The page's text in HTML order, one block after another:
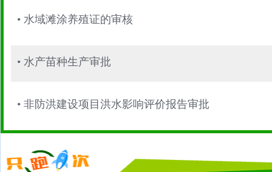
• 水域滩涂养殖证的审核
• 水产苗种生产审批
• 非防洪建设项目洪水影响评价报告审批